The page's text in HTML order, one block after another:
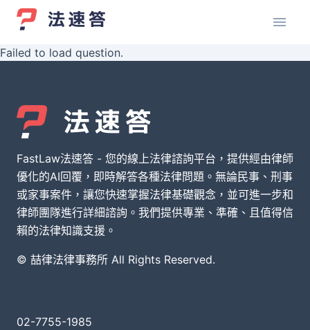
Failed to load question.
FastLaw法速答 - 您的線上法律諮詢平台，提供經由律師
優化的AI回覆，即時解答各種法律問題。無論民事、刑事
或家事案件，讓您快速掌握法律基礎觀念，並可進一步和
律師團隊進行詳細諮詢。我們提供專業、準確、且值得信
賴的法律知識支援。
© 喆律法律事務所 All Rights Reserved.
02-7755-1985